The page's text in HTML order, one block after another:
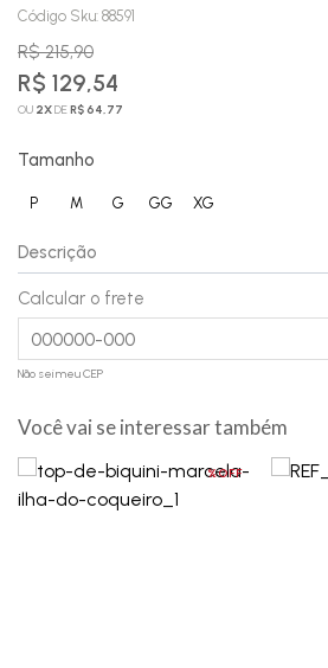
Código Sku: 88591
R$ 215,90
R$ 129,54
OU 2XDER$ 64,77
Tamanho
P M G GG XG
Descrição
Calcular o frete
Não sei meu CEP
Você vai se interessar também
%OFF